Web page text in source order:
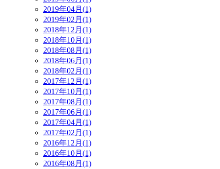
2019年04月(1)
2019年02月(1)
2018年12月(1)
2018年10月(1)
2018年08月(1)
2018年06月(1)
2018年02月(1)
2017年12月(1)
2017年10月(1)
2017年08月(1)
2017年06月(1)
2017年04月(1)
2017年02月(1)
2016年12月(1)
2016年10月(1)
2016年08月(1)